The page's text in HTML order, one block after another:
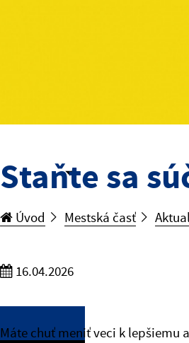
Staňte sa
Úvod Mestská časť
16.04.2026
Máte chuť meniť veci k lepšiemu